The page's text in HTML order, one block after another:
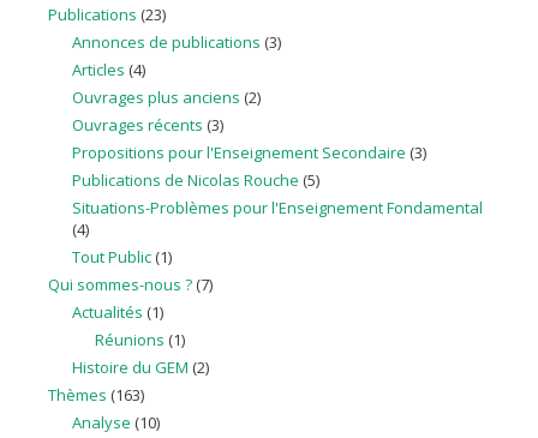
Publications (23)
Annonces de publications (3)
Articles (4)
Ouvrages plus anciens (2)
Ouvrages récents (3)
Propositions pour l'Enseignement Secondaire (3)
Publications de Nicolas Rouche (5)
Situations-Problèmes pour l'Enseignement Fondamental
(4)
Tout Public(1)
Qui sommes-nous ? (7)
Actualités (1)
Réunions (1)
Histoire du GEM (2)
Thèmes (163)
Analyse (10)